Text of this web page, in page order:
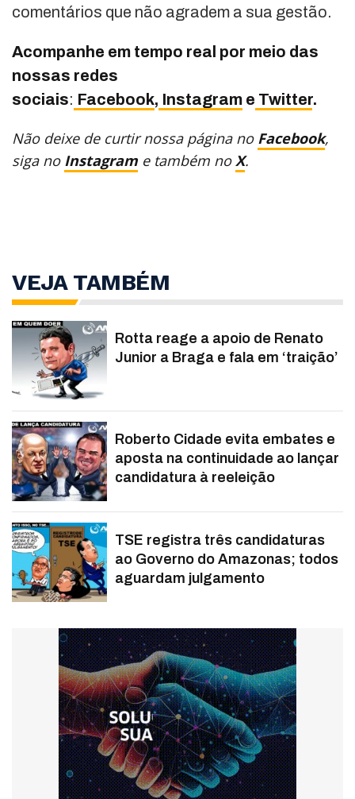
comentários que não agradem a sua gestão.
Acompanhe em tempo real por meio das
nossas redes
sociais: Facebook, Instagram e Twitter.
Não deixe de curtir nossa página no Facebook,
siga no Instagram e também no X.
VEJA TAMBÉM
Rotta reage a apoio de Renato
Junior a Braga e fala em ‘traição’
Roberto Cidade evita embates e
aposta na continuidade ao lançar
candidatura à reeleição
TSE registra três candidaturas
ao Governo do Amazonas; todos
aguardam julgamento